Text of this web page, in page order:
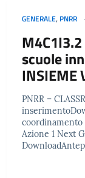
GENERALE, PNRR
scuole
INSIEME
PNRR –
coordinamento
Azione 1 Next